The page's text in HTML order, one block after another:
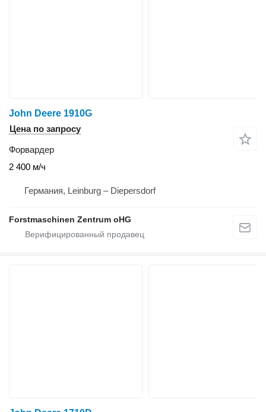
John Deere 1910G
Цена по запросу
Форвардер
2 400 м/ч
Германия, Leinburg – Diepersdorf
Forstmaschinen Zentrum oHG